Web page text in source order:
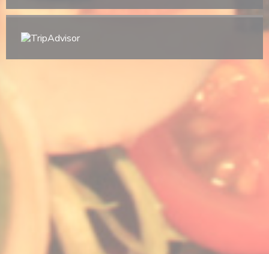
ドウで開きます))
いウィンドウで開きます))